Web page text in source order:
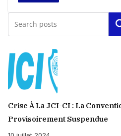
Crise À La JCI-CI : La
Provisoirement Suspendue